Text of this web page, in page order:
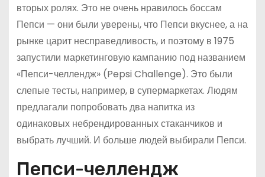
вторых ролях. Это не очень нравилось боссам
Пепси — они были уверены, что Пепси вкуснее, а на
рынке царит несправедливость, и поэтому в 1975
запустили маркетинговую кампанию под названием
«Пепси-челлендж» (Pepsi Challenge). Это были
слепые тесты, например, в супермаркетах. Людям
предлагали попробовать два напитка из
одинаковых небрендированных стаканчиков и
выбрать лучший. И больше людей выбирали Пепси.
Пепси-челлендж